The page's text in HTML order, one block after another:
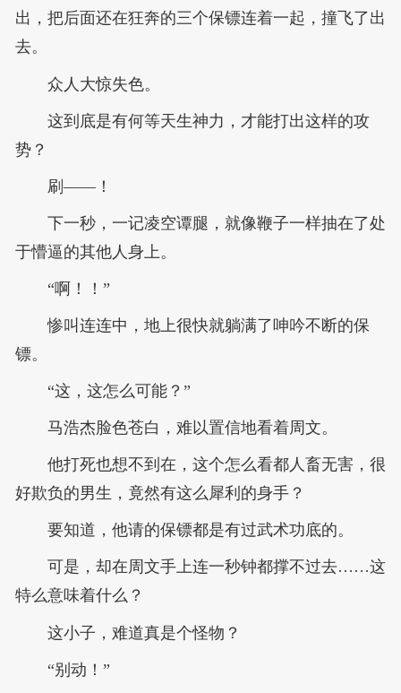
出，把后面还在狂奔的三个保镖连着一起，撞飞了出
去。
众人大惊失色。
这到底是有何等天生神力，才能打出这样的攻
势？
刷——！
下一秒，一记凌空谭腿，就像鞭子一样抽在了处
于懵逼的其他人身上。
“啊！！”
惨叫连连中，地上很快就躺满了呻吟不断的保
镖。
“这，这怎么可能？”
马浩杰脸色苍白，难以置信地看着周文。
他打死也想不到在，这个怎么看都人畜无害，很
好欺负的男生，竟然有这么犀利的身手？
要知道，他请的保镖都是有过武术功底的。
可是，却在周文手上连一秒钟都撑不过去……这
特么意味着什么？
这小子，难道真是个怪物？
“别动！”